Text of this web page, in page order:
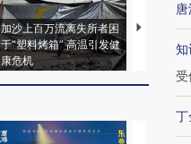
加沙上百万流离失所者困
于“塑料烤箱” 高温引发健
康危机
视线｜
术：是什
知
受
丁